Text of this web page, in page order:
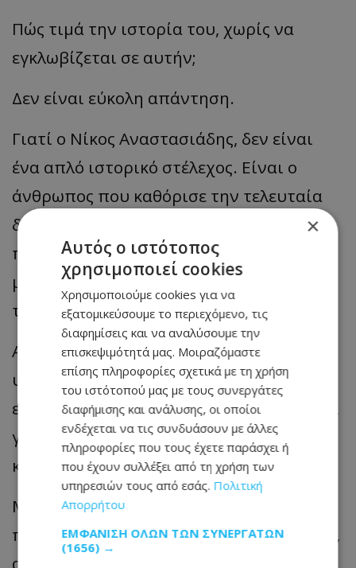
Πώς τιμά την ιστορία του, χωρίς να
εγκλωβίζεται σε αυτήν;
Δεν είναι εύκολη απάντηση.
Γιατί ο Νίκος Αναστασιάδης, δεν είναι
ένα απλό ιστορικό στέλεχος. Είναι ο
άνθρωπος που καθόρισε την τελευταία
δεκαπενταετία της παράταξης. Κάθε
προσπάθεια αποστασιοποίησης, μοιάζει
με προσπάθεια αναθεώρησης της ίδιας
της πρόσφατης ιστορίας του κόμματος.
Από την άλλη, κάθε προσπάθεια
υπεράσπισης του τέως Προέδρου,
επαναφέρει στο προσκήνιο τη συζήτηση,
για το πόρισμα και για όλα όσα αυτό
καταγράφει.
Με άλλα λόγια, ο ΔΗΣΥ βρίσκεται σε μια
πολιτική παγίδα, που ο ίδιος δεν επέλεξε,
αλλά καλείται να διαχειριστεί.
×
Αυτός ο ιστότοπος
χρησιμοποιεί cookies
Χρησιμοποιούμε cookies για να
εξατομικεύσουμε το περιεχόμενο, τις
διαφημίσεις και να αναλύσουμε την
επισκεψιμότητά μας. Μοιραζόμαστε
επίσης πληροφορίες σχετικά με τη χρήση
του ιστότοπού μας με τους συνεργάτες
διαφήμισης και ανάλυσης, οι οποίοι
ενδέχεται να τις συνδυάσουν με άλλες
πληροφορίες που τους έχετε παράσχει ή
που έχουν συλλέξει από τη χρήση των
υπηρεσιών τους από εσάς. Πολιτική
Απορρήτου
ΕΜΦΆΝΙΣΗ ΌΛΩΝ ΤΩΝ ΣΥΝΕΡΓΑΤΏΝ
(1656) →